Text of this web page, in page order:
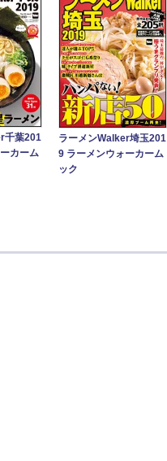
千葉201
カーム
ラーメンWalker埼玉201
9 ラーメンウォーカーム
ック